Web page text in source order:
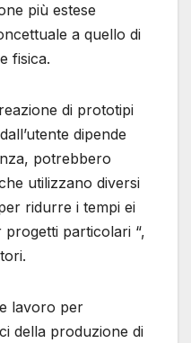
più estese
a quello di
fisica.
di prototipi
dipende
potrebbero
utilizzano diversi
ridurre i tempi ei
particolari “,
lavoro per
della produzione di